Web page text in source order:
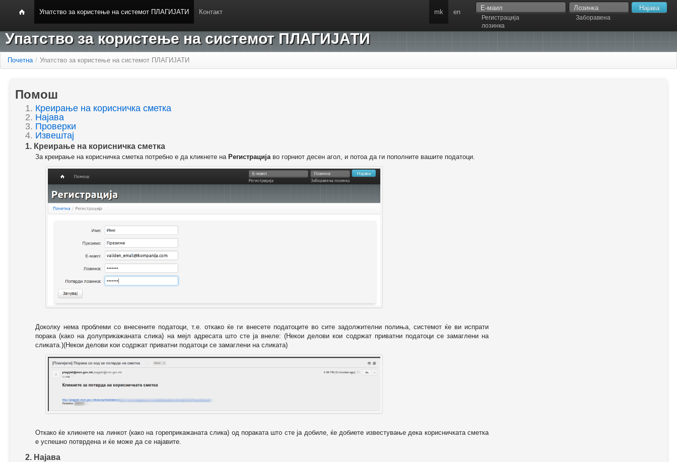
Упатство за користење на системот ПЛАГИЈАТИ Контакт
Регистрација
Заборавена
лозинка
mk en
Упатство за користење на системот ПЛАГИЈАТИ
Почетна / Упатство за користење на системот ПЛАГИЈАТИ
Помош
1. Креирање на корисничка сметка
2. Најава
3. Проверки
4. Извештај
1. Креирање на корисничка сметка
За креирање на корисничка сметка потребно е да кликнете на Регистрацијаво горниот десен агол, и потоа да ги пополните вашите податоци.
Доколку нема проблеми со внесените податоци, т.е. откако ќе ги внесете податоците во сите задолжителни полиња, системот ќе ви испрати
порака (како на долуприкажаната слика) на мејл адресата што сте ја внеле: (Некои делови кои содржат приватни податоци се замаглени на
сликата.)(Некои делови кои содржат приватни податоци се замаглени на сликата)
Откако ќе кликнете на линкот (како на гореприкажаната слика) од пораката што сте ја добиле, ќе добиете известување дека корисничката сметка
е успешно потврдена и ќе може да се најавите.
2. Најава